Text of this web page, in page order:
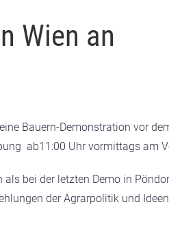
Wien an
Bauern-Demonstration vor
ab11:00 Uhr vormittags am
bei der letzten Demo in
der Agrarpolitik und